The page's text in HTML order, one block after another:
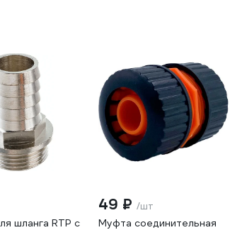
шланга RTP с
49 ₽ /шт
Муфта соединительная